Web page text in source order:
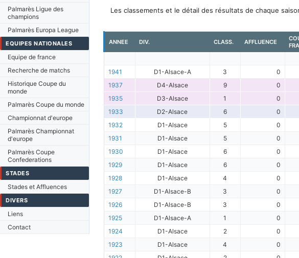
Palmarès Ligue des
champions
Palmarès Europa League
EQUIPES NATIONALES
Equipe de france
Recherche de matchs
Historique Coupe du
monde
Palmarès Coupe du monde
Championnat d'europe
Palmarès Championnat
d'europe
Palmarès Coupe
Confederations
STADES
Stades et Affluences
DIVERS
Liens
Contact
Les classements et le détail des résultats de chaque
ANNEE DIV. CLASS. AFFLUENCE
1941
D1-Alsace-A 3 0
1937
D4-Alsace 9 0
1935
D3-Alsace 1 0
1933
D2-Alsace 6 0
1932
D1-Alsace 5 0
1931
D1-Alsace 5 0
1930
D1-Alsace 6 0
1929
D1-Alsace 6 0
1928
D1-Alsace 4 0
1927
D1-Alsace-B 3 0
1926
D1-Alsace-B 3 0
1925
D1-Alsace-A 1 0
1924
D1-Alsace 2 0
1923
D1-Alsace 4 0